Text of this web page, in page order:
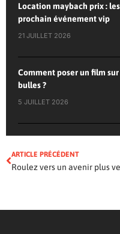
Location maybach prix :
prochain événement vip
21 JUILLET 2026
Comment poser un film
bulles ?
5 JUILLET 2026
ARTICLE PRÉCÉDENT